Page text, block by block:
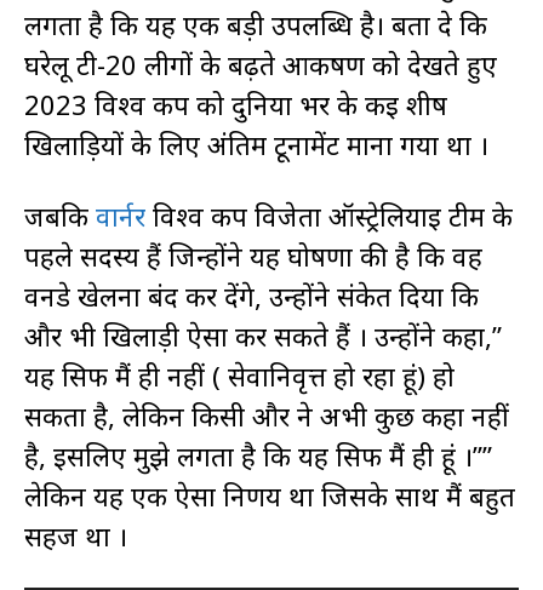
लगता है कि यह एक बड़ी उपलब्धि है। बता दे कि
घरेलू टी-20 लीगों के बढ़ते आकर्षण को देखते हुए
2023 विश्व कप को दुनिया भर के कई शीर्ष
खिलाड़ियों के लिए अंतिम टूर्नामेंट माना गया था ।
जबकि वार्नर विश्व कप विजेता ऑस्ट्रेलियाई टीम के
पहले सदस्य हैं जिन्होंने यह घोषणा की है कि वह
वनडे खेलना बंद कर देंगे, उन्होंने संकेत दिया कि
और भी खिलाड़ी ऐसा कर सकते हैं । उन्होंने कहा,”
यह सिर्फ मैं ही नहीं ( सेवानिवृत्त हो रहा हूं) हो
सकता है, लेकिन किसी और ने अभी कुछ कहा नहीं
है, इसलिए मुझे लगता है कि यह सिर्फ मैं ही हूं ।””
लेकिन यह एक ऐसा निर्णय था जिसके साथ मैं बहुत
सहज था ।